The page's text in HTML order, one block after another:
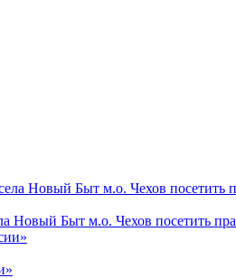
Новый Быт м.о. Чехов посетить